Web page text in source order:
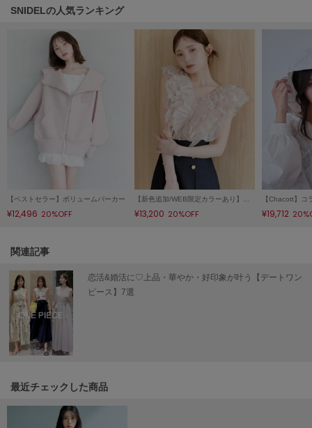
リトルユニオン トウキョウ
made of Organics
メイドオブオーガニクス
ミチュ コケット
ミーエスミーム
Mila Owen
ミラオーウェン
MOIGE
モワージュ
MUCHA
ミュシャ
NEW Balance
SNIDELの人気ランキング
【ベストセラー】ボリュームパーカー
¥12,496 20%OFF
【新色追加/WEB限定カラーあり】ノースリフリルブラウス
¥13,200 20%OFF ¥19,712
関連記事
恋活&婚活に♡上品・華やか・好印象が叶う【デートワン
ピース】7選
最近チェックした商品